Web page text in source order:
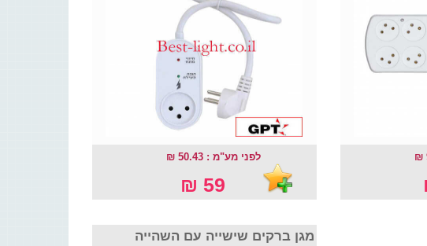
לפני מע"מ : 50.43 ₪
59 ₪
מגן ברקים שישייה עם השהייה